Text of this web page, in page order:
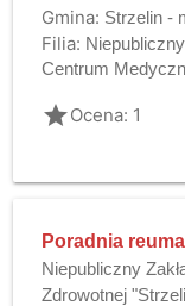
Gmina: Strzelin -
Filia:
Centrum
gradeOcena: 1
Poradnia
Niepubliczny
Zdrowotnej